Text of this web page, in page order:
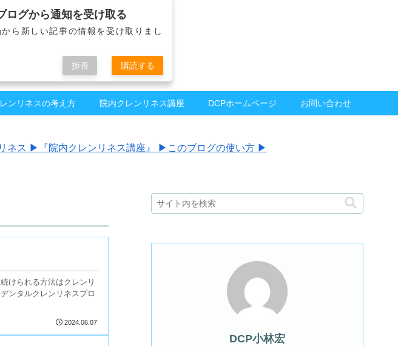
をラクに簡単に！
ンリネスの考え方 院内クレンリネス講座 DCPホームページ お問い合わせ
ネス ▶︎ 『院内クレンリネス講座』 ▶︎ このブログの使い方 ▶︎
けられる方法はクレンリ
ンタルクレンリネスプロ
2024.06.07
DCP小林宏
ログから通知を受け取る
ら新しい記事の情報を受け取りまし
拒否 購読する